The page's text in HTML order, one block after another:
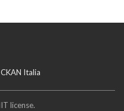
CKAN Italia
license.